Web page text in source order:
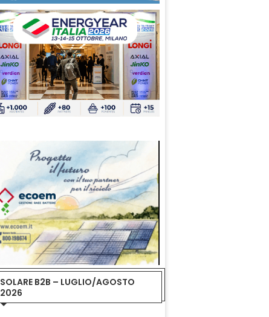
SOLARE B2B – LUGLIO/AGOSTO
2026